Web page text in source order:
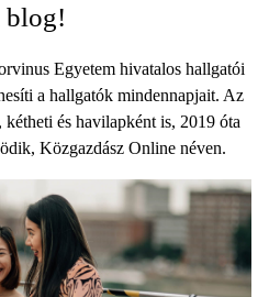
blog!
Egyetem hivatalos hallgatói
a hallgatók mindennapjait. Az
és havilapként is, 2019 óta
Közgazdász Online néven.